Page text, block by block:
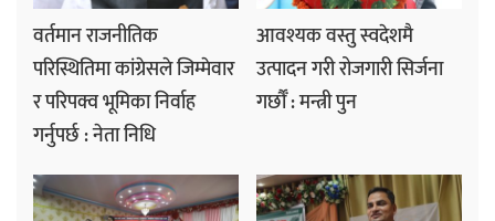
वर्तमान राजनीतिक
परिस्थितिमा कांग्रेसले जिम्मेवार
र परिपक्व भूमिका निर्वाह
गर्नुपर्छ : नेता निधि
आवश्यक वस्तु स्वदेशमै
उत्पादन गरी रोजगारी सिर्जना
गर्छौँ : मन्त्री पुन